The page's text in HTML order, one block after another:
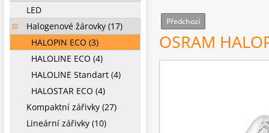
Předchozí
OSRAM
LED
Halogenové žárovky (17)
HALOPIN ECO (3)
HALOLINE ECO (4)
HALOLINE Standart (4)
HALOSTAR ECO (4)
Kompaktní zářivky (27)
Lineární zářivky (10)